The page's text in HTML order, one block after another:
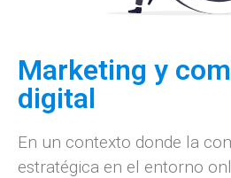
Marketing y
digital
En un contexto donde la
estratégica en el entorno